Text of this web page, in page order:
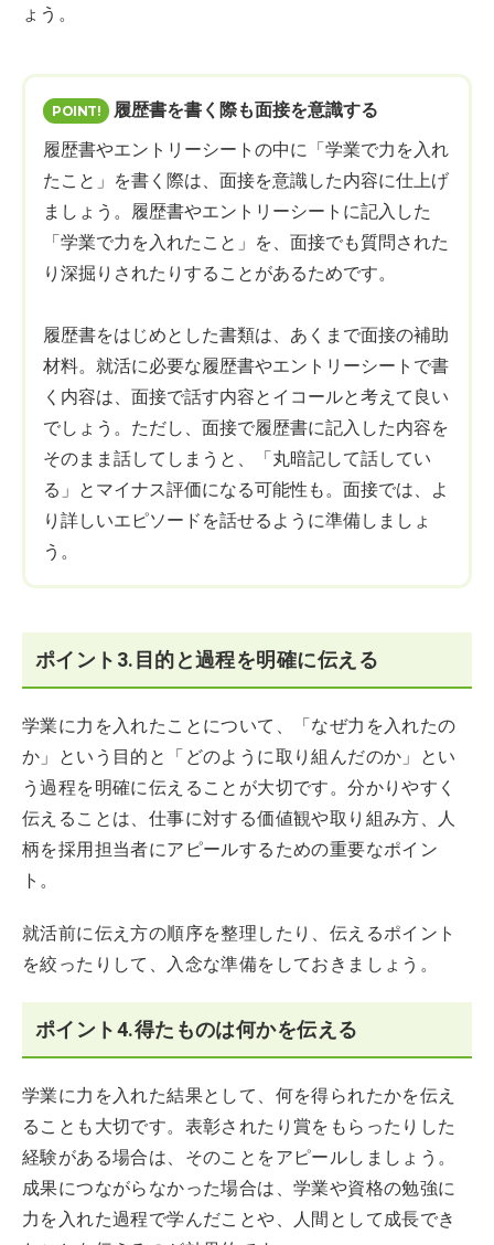
ょう。
履歴書を書く際も面接を意識する
履歴書やエントリーシートの中に「学業で力を入れ
たこと」を書く際は、面接を意識した内容に仕上げ
ましょう。履歴書やエントリーシートに記入した
「学業で力を入れたこと」を、面接でも質問された
り深掘りされたりすることがあるためです。
履歴書をはじめとした書類は、あくまで面接の補助
材料。就活に必要な履歴書やエントリーシートで書
く内容は、面接で話す内容とイコールと考えて良い
でしょう。ただし、面接で履歴書に記入した内容を
そのまま話してしまうと、「丸暗記して話してい
る」とマイナス評価になる可能性も。面接では、よ
り詳しいエピソードを話せるように準備しましょ
う。
ポイント3.目的と過程を明確に伝える
学業に力を入れたことについて、「なぜ力を入れたの
か」という目的と「どのように取り組んだのか」とい
う過程を明確に伝えることが大切です。分かりやすく
伝えることは、仕事に対する価値観や取り組み方、人
柄を採用担当者にアピールするための重要なポイン
ト。
就活前に伝え方の順序を整理したり、伝えるポイント
を絞ったりして、入念な準備をしておきましょう。
ポイント4.得たものは何かを伝える
学業に力を入れた結果として、何を得られたかを伝え
ることも大切です。表彰されたり賞をもらったりした
経験がある場合は、そのことをアピールしましょう。
成果につながらなかった場合は、学業や資格の勉強に
力を入れた過程で学んだことや、人間として成長でき